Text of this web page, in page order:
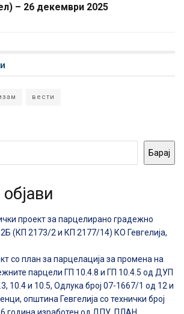
– 26 декември 2025
вести
Барај
проект за парцелирано градежно
(КП 2173/2 и КП 2177/14) КО Гевгелија,
со план за парцелација за промена на
парцели ГП 10.4.8 и ГП 10.4.5 од ДУП
10.4 и 10.5, Одлука број 07-1667/1 од 12 и
општина Гевгелија со технички број